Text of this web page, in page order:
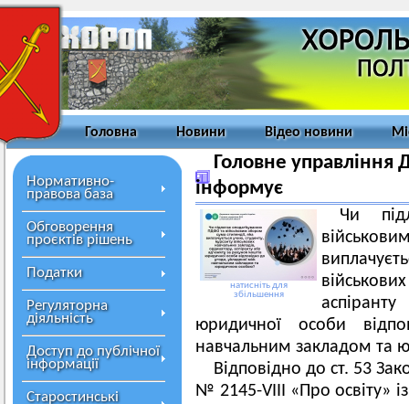
Головна Новини Відео новини
Нормативно-
правова база
Обговорення
проєктів рішень
Податки
Регуляторна
діяльність
Доступ до публічної
інформації
Старостинські
Головне управління
інформує
натисніть для
збільшення
Чи
юридичної особи
навчальним закладом
Відповідно до ст. 53
№ 2145-VІІІ «Про освіту»